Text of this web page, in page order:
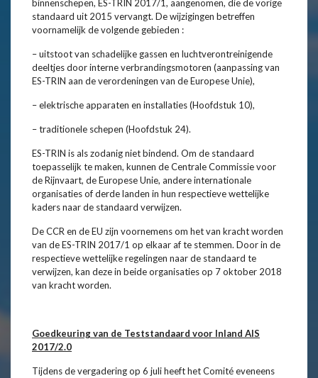
binnenschepen, ES-TRIN 2017/1, aangenomen, die de vorige
standaard uit 2015 vervangt. De wijzigingen betreffen
voornamelijk de volgende gebieden :
– uitstoot van schadelijke gassen en luchtverontreinigende
deeltjes door interne verbrandingsmotoren (aanpassing van
ES-TRIN aan de verordeningen van de Europese Unie),
– elektrische apparaten en installaties (Hoofdstuk 10),
– traditionele schepen (Hoofdstuk 24).
ES-TRIN is als zodanig niet bindend. Om de standaard
toepasselijk te maken, kunnen de Centrale Commissie voor
de Rijnvaart, de Europese Unie, andere internationale
organisaties of derde landen in hun respectieve wettelijke
kaders naar de standaard verwijzen.
De CCR en de EU zijn voornemens om het van kracht worden
van de ES-TRIN 2017/1 op elkaar af te stemmen. Door in de
respectieve wettelijke regelingen naar de standaard te
verwijzen, kan deze in beide organisaties op 7 oktober 2018
van kracht worden.
Goedkeuring van de Teststandaard voor Inland AIS
2017/2.0
Tijdens de vergadering op 6 juli heeft het Comité eveneens